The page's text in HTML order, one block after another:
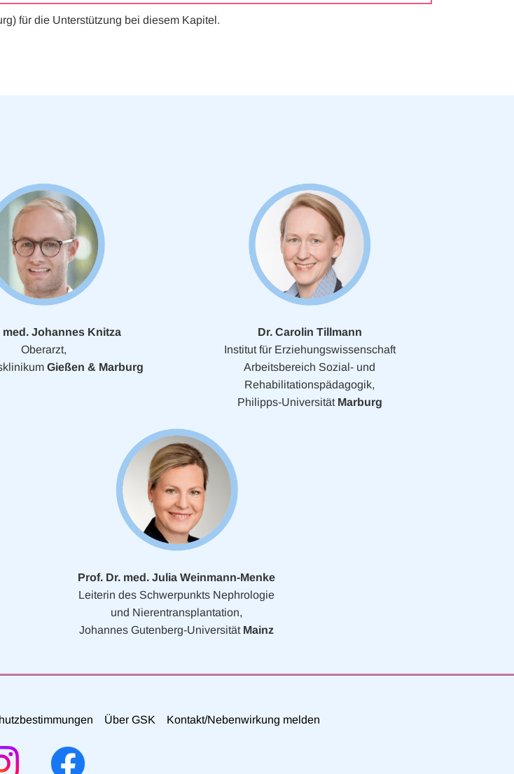
für die Unterstützung bei diesem Kapitel.
med. Johannes Knitza
Oberarzt,
Gießen & Marburg
Dr. Carolin Tillmann
Institut für Erziehungswissenschaft
Arbeitsbereich Sozial- und
Rehabilitationspädagogik,
Philipps-Universität Marburg
Prof. Dr. med. Julia Weinmann-Menke
Leiterin des Schwerpunkts Nephrologie
und Nierentransplantation,
Johannes Gutenberg-Universität Mainz
Über GSK Kontakt/Nebenwirkung melden